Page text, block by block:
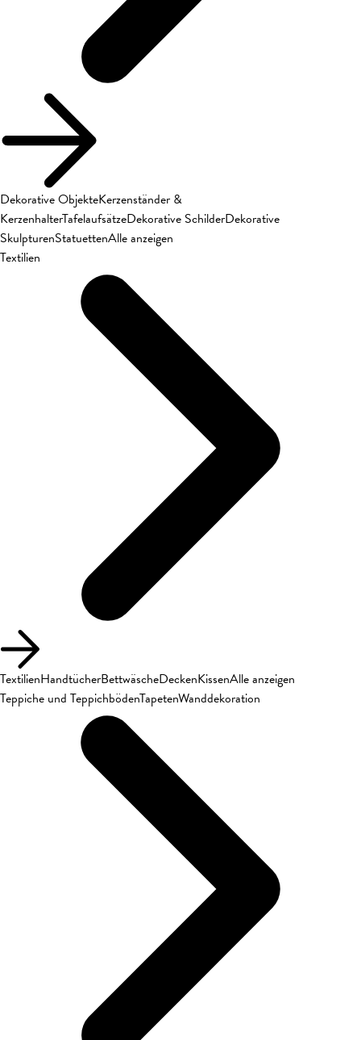
Dekorative ObjekteKerzenständer &
KerzenhalterTafelaufsätzeDekorative SchilderDekorative
SkulpturenStatuettenAlle anzeigen
Textilien
TextilienHandtücherBettwäscheDeckenKissenAlle anzeigen
Teppiche und TeppichbödenTapetenWanddekoration